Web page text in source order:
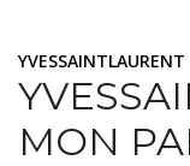
YVESSAINTLAURENT
MON